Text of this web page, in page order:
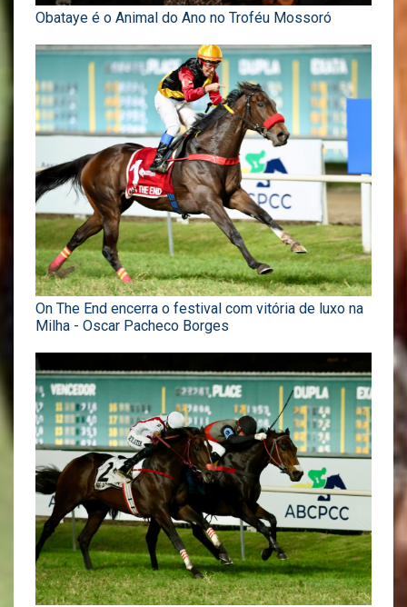
Obataye é o Animal do Ano no Troféu Mossoró
On The End encerra o festival com vitória de luxo na
Milha - Oscar Pacheco Borges